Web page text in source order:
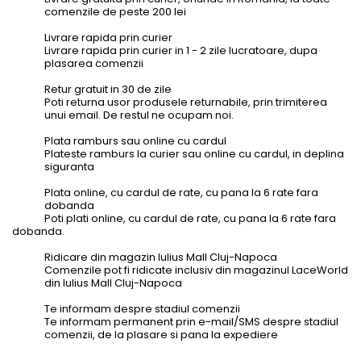
comenzile de peste 200 lei
Livrare rapida prin curier
Livrare rapida prin curier in 1 - 2 zile lucratoare, dupa
plasarea comenzii
Retur gratuit in 30 de zile
Poti returna usor produsele returnabile, prin trimiterea
unui email. De restul ne ocupam noi.
Plata ramburs sau online cu cardul
Plateste ramburs la curier sau online cu cardul, in deplina
siguranta
Plata online, cu cardul de rate, cu pana la 6 rate fara
dobanda
Poti plati online, cu cardul de rate, cu pana la 6 rate fara
dobanda.
Ridicare din magazin Iulius Mall Cluj-Napoca
Comenzile pot fi ridicate inclusiv din magazinul LaceWorld
din Iulius Mall Cluj-Napoca
Te informam despre stadiul comenzii
Te informam permanent prin e-mail/SMS despre stadiul
comenzii, de la plasare si pana la expediere